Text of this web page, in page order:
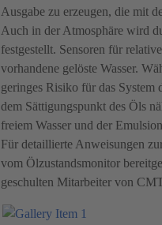
Ausgabe zu erzeugen, die mit
Auch in der Atmosphäre wird
festgestellt. Sensoren für
vorhandene gelöste Wasser.
geringes Risiko für das System
dem Sättigungspunkt des Öls
freiem Wasser und der
Für detaillierte Anweisungen
vom Ölzustandsmonitor
geschulten Mitarbeiter von